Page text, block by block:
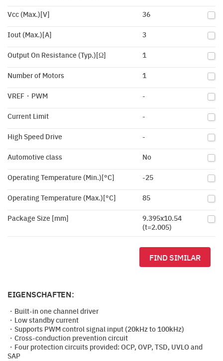
Vcc (Max.)[V] 36
Iout (Max.)[A] 3
Output On Resistance (Typ.)[Ω] 1
Number of Motors 1
VREF・PWM -
Current Limit -
High Speed Drive -
Automotive class No
Operating Temperature (Min.)[°C] -25
Operating Temperature (Max.)[°C] 85
Package Size [mm]
9.395x10.54
(t=2.005)
FIND SIMILAR
EIGENSCHAFTEN:
・Built-in one channel driver
・Low standby current
・Supports PWM control signal input (20kHz to 100kHz)
・Cross-conduction prevention circuit
・Four protection circuits provided: OCP, OVP, TSD, UVLO and
SAP